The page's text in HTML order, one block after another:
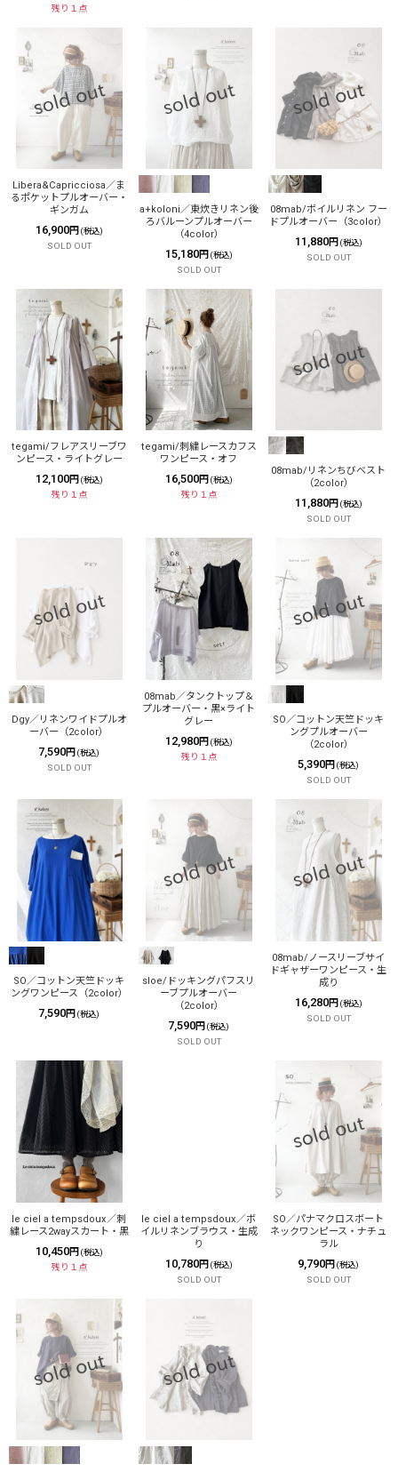
残り１点
Libera&Capricciosa／ま
るポケットプルオーバー・
ギンガム
16,900円 (税込)
SOLD OUT
a+koloni／東炊きリネン後
ろバルーンプルオーバー
（4color）
15,180円 (税込)
SOLD OUT
08mab/ボイルリネン フー
ドプルオーバー（3color）
11,880円 (税込)
SOLD OUT
tegami/フレアスリーブワ
ンピース・ライトグレー
12,100円 (税込)
残り１点
tegami/刺繍レースカフス
ワンピース・オフ
16,500円 (税込)
残り１点
08mab/リネンちびベスト
（2color）
11,880円 (税込)
SOLD OUT
Dgy／リネンワイドプルオ
ーバー（2color）
7,590円 (税込)
SOLD OUT
08mab／タンクトップ＆
プルオーバー・黒×ライト
グレー
12,980円 (税込)
残り１点
SO／コットン天竺ドッキ
ングプルオーバー
（2color）
5,390円 (税込)
SOLD OUT
SO／コットン天竺ドッキ
ングワンピース（2color）
7,590円 (税込)
sloe/ドッキングパフスリ
ーブプルオーバー
（2color）
7,590円 (税込)
SOLD OUT
08mab/ノースリーブサイ
ドギャザーワンピース・生
成り
16,280円 (税込)
SOLD OUT
le ciel a tempsdoux／刺
繍レース2wayスカート・黒
10,450円 (税込)
残り１点
le ciel a tempsdoux／ボ
イルリネンブラウス・生成
り
10,780円 (税込)
SOLD OUT
SO／パナマクロスボート
ネックワンピース・ナチュ
ラル
9,790円 (税込)
SOLD OUT